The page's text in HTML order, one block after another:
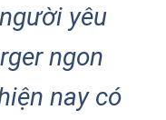
yêu
ngon
nay có